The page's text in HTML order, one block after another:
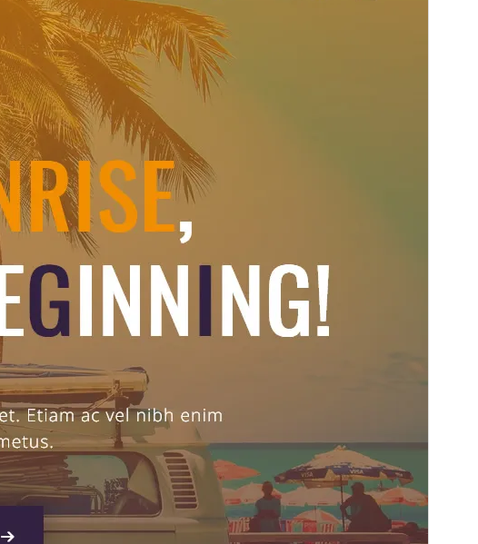
Este é um tema descendente (filho) de
Bravada.
Versão
Última atualização
Instalações ativas
Versão do PHP
Página inicial do tema